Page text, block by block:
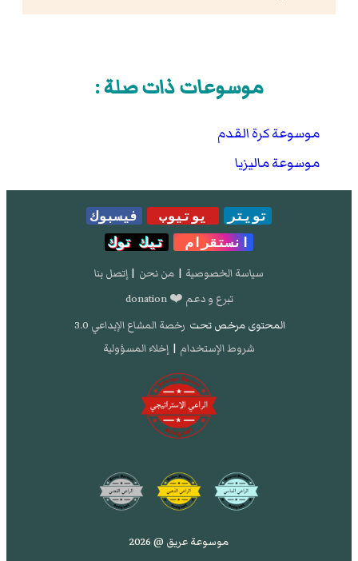
موسوعات ذات صلة :
موسوعة كرة القدم
موسوعة ماليزيا
تويتر يوتيوب
فيسبوك
انستقرام
تيك توك
سياسة الخصوصية | من نحن | إتصل بنا
تبرع و دعم ❤️ donation
المحتوى مرخص تحت رخصة المشاع الإبداعي 3.0
شروط الإستخدام | إخلاء المسؤولية
موسوعة عريق @ 2026